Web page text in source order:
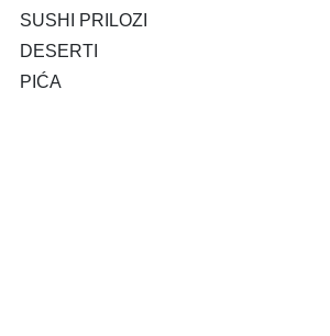
SUSHI PRILOZI
DESERTI
PIĆA